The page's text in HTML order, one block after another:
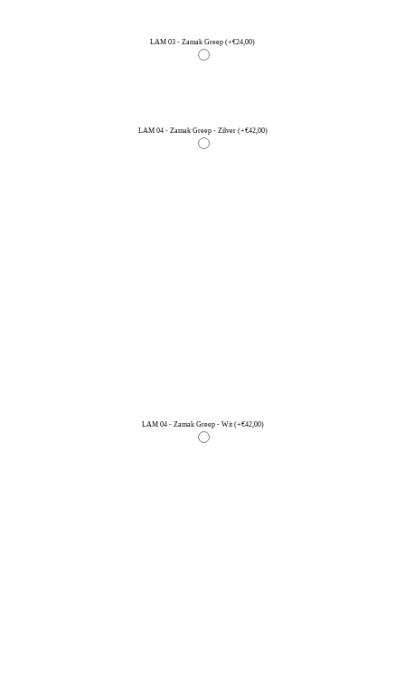
LAM 03 - Zamak Greep (+€24,00)
LAM 04 - Zamak Greep - Zilver (+€42,00)
LAM 04 - Zamak Greep - Wit (+€42,00)